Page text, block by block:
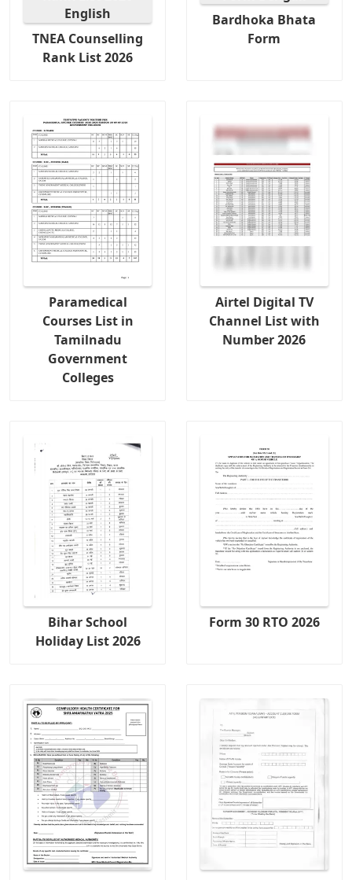
TNEA Counselling
Rank List 2026
Bardhoka Bhata
Form
Paramedical
Courses List in
Tamilnadu
Government
Colleges
Airtel Digital TV
Channel List with
Number 2026
Bihar School
Holiday List 2026
Form 30 RTO 2026